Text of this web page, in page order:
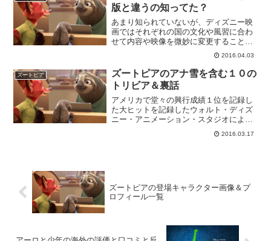
ンにして、ズートピア初の...
版と違うの知ってた？
あまり知られていないが、ディズニー映
画ではそれぞれの国の文化や風習に合わ
せて内容や映像を微妙に変更することが
ある。「ズートピア」でも同じような編
集が行われているのをあなたが気づいた
だろうか？ 気づいていない人のために
日本版と海外版の違いを紹...
2016.04.03
ズートピア
ズートピアのアナ雪を含む１０の
トリビア＆裏話
アメリカで堂々の興行成績１位を記録し
た大ヒットを記録したウォルト・ディズ
ニー・アニメーション・スタジオによる
アニメ「ズートピア」。様々な動物が共
存する大都市を舞台にしたこの物語にも
2016.03.17
ズートピアの登場キャラクター画像＆プ
ロフィール一覧